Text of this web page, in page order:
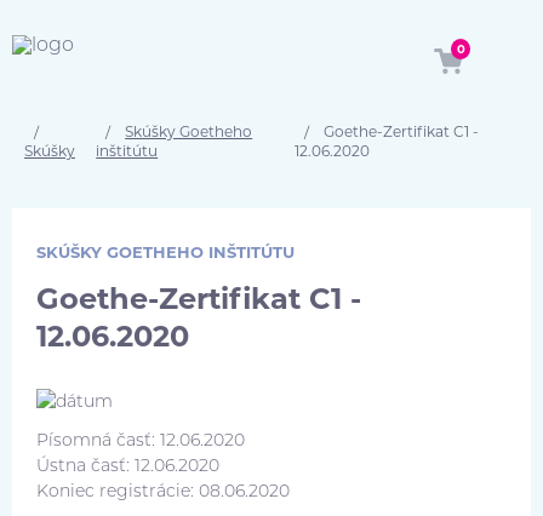
0
Skúšky
Skúšky Goetheho
inštitútu
Goethe-Zertifikat C1 -
12.06.2020
SKÚŠKY GOETHEHO INŠTITÚTU
Goethe-Zertifikat C1 -
12.06.2020
Písomná časť: 12.06.2020
Ústna časť: 12.06.2020
Koniec registrácie: 08.06.2020